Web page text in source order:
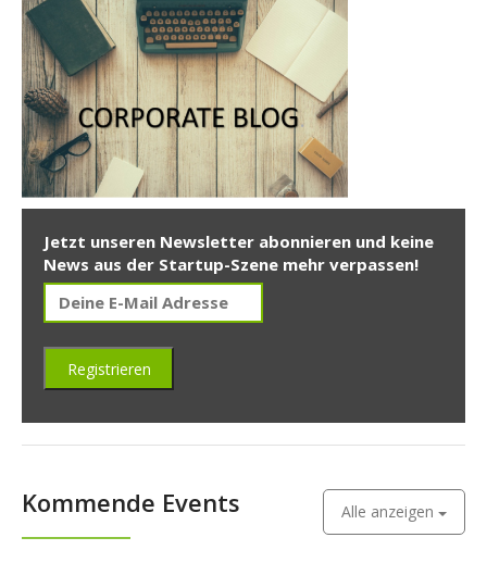
Jetzt unseren Newsletter abonnieren und keine
News aus der Startup-Szene mehr verpassen!
Kommende Events Alle anzeigen